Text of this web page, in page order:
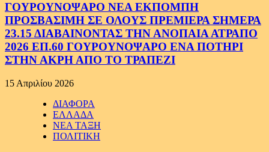
ΓΟΥΡΟΥΝΟΨΑΡΟ ΝΕΑ ΕΚΠΟΜΠΗ
ΠΡΟΣΒΑΣΙΜΗ ΣΕ ΟΛΟΥΣ ΠΡΕΜΙΕΡΑ ΣΗΜΕΡΑ
23.15 ΔΙΑΒΑΙΝΟΝΤΑΣ ΤΗΝ ΑΝΟΠΑΙΑ ΑΤΡΑΠΟ
2026 ΕΠ.60 ΓΟΥΡΟΥΝΟΨΑΡΟ ΕΝΑ ΠΟΤΗΡΙ
ΣΤΗΝ ΑΚΡΗ ΑΠΟ ΤΟ ΤΡΑΠΕΖΙ
15 Απριλίου 2026
ΔΙΑΦΟΡΑ
ΕΛΛΑΔΑ
ΝΕΑ ΤΑΞΗ
ΠΟΛΙΤΙΚΗ